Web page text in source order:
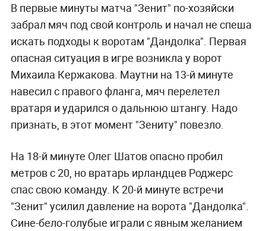
В первые минуты матча "Зенит" по-хозяйски
забрал мяч под свой контроль и начал не спеша
искать подходы к воротам "Дандолка". Первая
опасная ситуация в игре возникла у ворот
Михаила Кержакова. Маутни на 13-й минуте
навесил с правого фланга, мяч перелетел
вратаря и ударился о дальнюю штангу. Надо
признать, в этот момент "Зениту" повезло.
На 18-й минуте Олег Шатов опасно пробил
метров с 20, но вратарь ирландцев Роджерс
спас свою команду. К 20-й минуте встречи
"Зенит" усилил давление на ворота "Дандолка".
Сине-бело-голубые играли с явным желанием